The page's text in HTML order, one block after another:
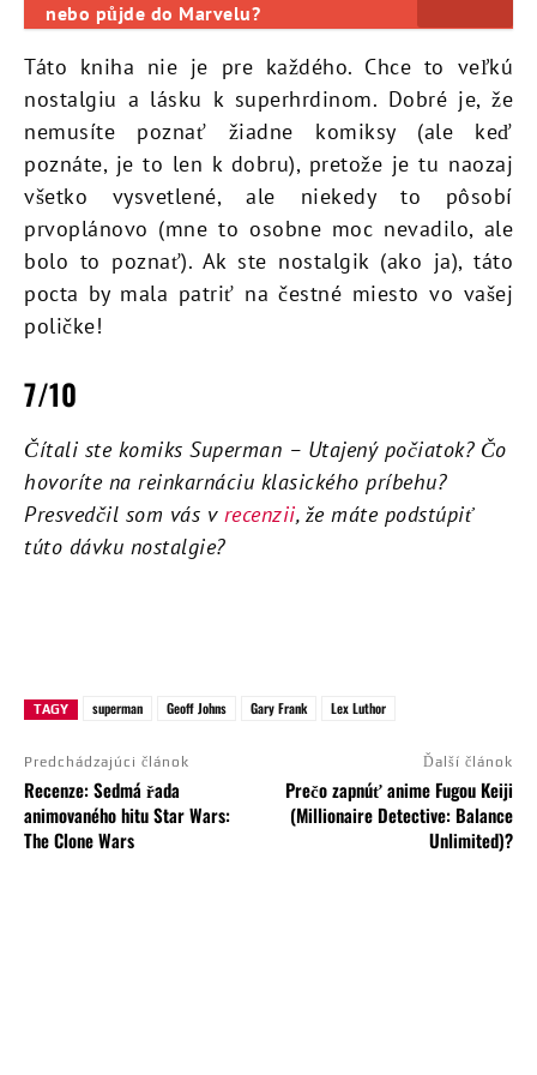
nebo půjde do Marvelu?
Táto kniha nie je pre každého. Chce to veľkú
nostalgiu a lásku k superhrdinom. Dobré je, že
nemusíte poznať žiadne komiksy (ale keď
poznáte, je to len k dobru), pretože je tu naozaj
všetko vysvetlené, ale niekedy to pôsobí
prvoplánovo (mne to osobne moc nevadilo, ale
bolo to poznať). Ak ste nostalgik (ako ja), táto
pocta by mala patriť na čestné miesto vo vašej
poličke!
7/10
Čítali ste komiks Superman – Utajený počiatok? Čo
hovoríte na reinkarnáciu klasického príbehu?
Presvedčil som vás v recenzii, že máte podstúpiť
túto dávku nostalgie?
TAGY superman Geoff Johns Gary Frank Lex Luthor
Predchádzajúci článok
Recenze: Sedmá řada
animovaného hitu Star Wars:
The Clone Wars
Ďalší článok
Prečo zapnúť anime Fugou Keiji
(Millionaire Detective: Balance
Unlimited)?